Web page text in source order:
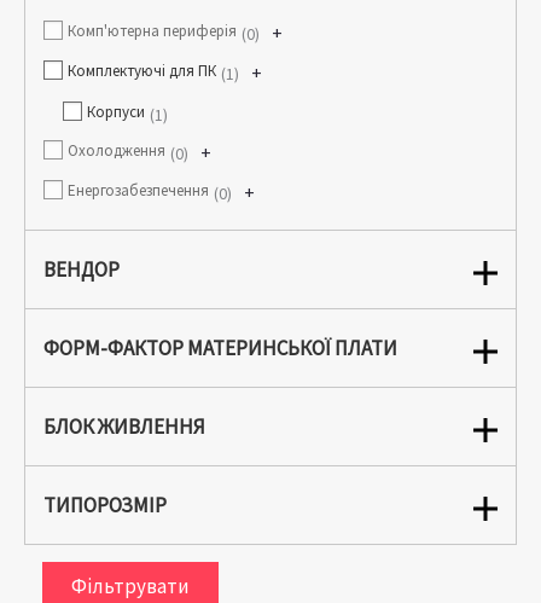
Комп'ютерна периферія +
0
Комплектуючі для ПК +
1
Корпуси 1
Охолодження +
0
Енергозабезпечення +
0
ВЕНДОР
ФОРМ-ФАКТОР МАТЕРИНСЬКОЇ ПЛАТИ
БЛОК ЖИВЛЕННЯ
ТИПОРОЗМІР
Фільтрувати